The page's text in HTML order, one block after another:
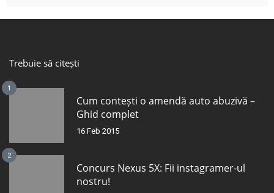
Trebuie să citești
1
Cum contești o amendă auto abuzivă –
Ghid complet
16 Feb 2015
2
Concurs Nexus 5X: Fii instagramer-ul
nostru!